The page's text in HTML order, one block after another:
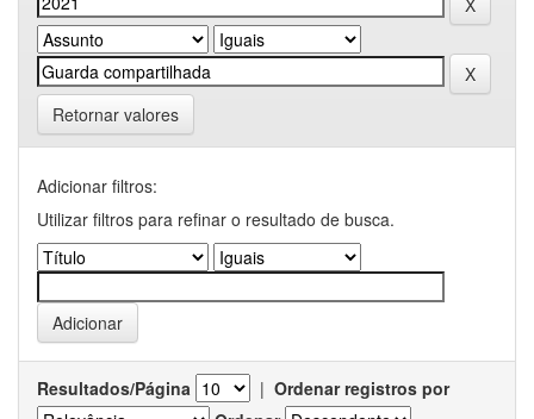
Retornar valores
Adicionar filtros:
Utilizar filtros para refinar o resultado de busca.
Resultados/Página | Ordenar registros por